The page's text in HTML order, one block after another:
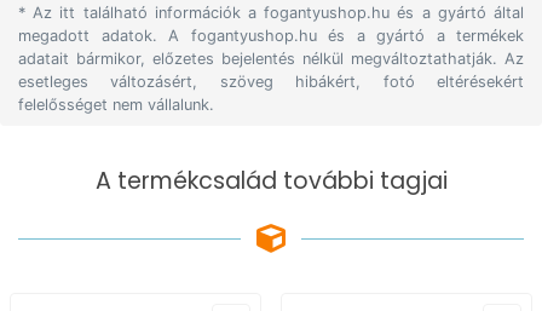
* Az itt található információk a fogantyushop.hu és a gyártó által
megadott adatok. A fogantyushop.hu és a gyártó a termékek
adatait bármikor, előzetes bejelentés nélkül megváltoztathatják. Az
esetleges változásért, szöveg hibákért, fotó eltérésekért
felelősséget nem vállalunk.
A termékcsalád további tagjai